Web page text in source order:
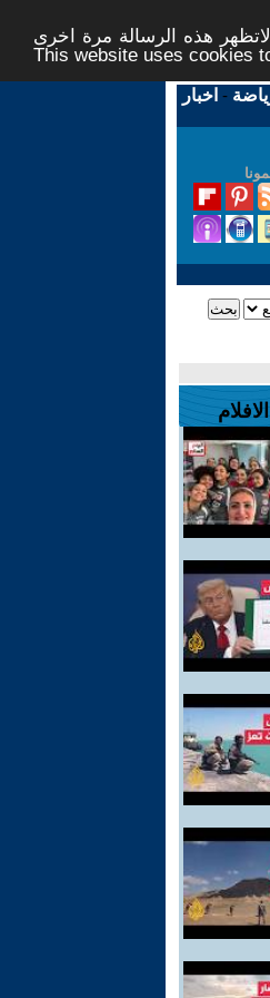
هذه الرسالة مرة اخرى -
This website uses cookies
- اخبار